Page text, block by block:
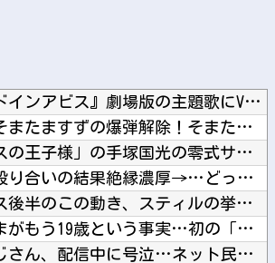
【悲報】『メイドインアビス』劇場版の主題歌にVTuberが起...
【にじさんじ】そまたますずの爆弾解除！そまたま大げんかで草他
【画像】「テニスの王子様」の手塚国光の零式サーブ、ガチで強す...
【悲報】親友と殴り合いの結果絶縁濃厚→…どっちが悪いんだ？他
【ウマ娘】レース後半のこの動き、スティルの挙動がやばすぎる。...
【驚愕】悠仁さまがもう19歳という事実…初の「おことば」にネ...
人気配信者たいじさん、配信中に号泣…ネット民「こんな姿初めて...